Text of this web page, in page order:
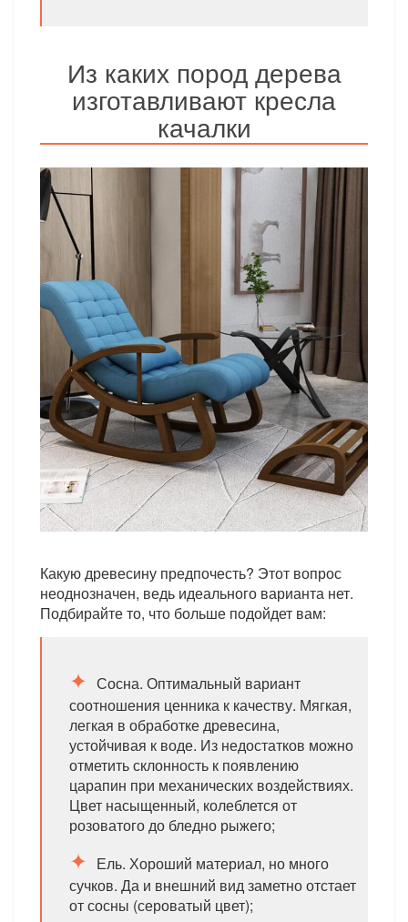
Из каких пород дерева
изготавливают кресла
качалки
Какую древесину предпочесть? Этот вопрос
неоднозначен, ведь идеального варианта нет.
Подбирайте то, что больше подойдет вам:
Сосна. Оптимальный вариант
соотношения ценника к качеству. Мягкая,
легкая в обработке древесина,
устойчивая к воде. Из недостатков можно
отметить склонность к появлению
царапин при механических воздействиях.
Цвет насыщенный, колеблется от
розоватого до бледно рыжего;
Ель. Хороший материал, но много
сучков. Да и внешний вид заметно отстает
от сосны (сероватый цвет);